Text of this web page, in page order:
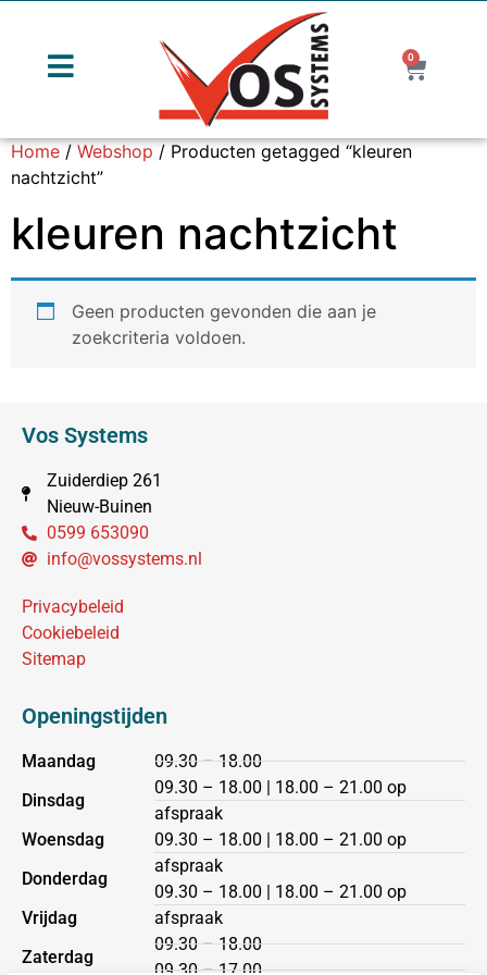
0
Home/Webshop/ Producten getagged “kleuren
nachtzicht”
kleuren nachtzicht
Geen producten gevonden die aan je
zoekcriteria voldoen.
Vos Systems
Zuiderdiep 261
Nieuw-Buinen
0599 653090
info@vossystems.nl
Privacybeleid
Cookiebeleid
Sitemap
Openingstijden
Maandag
Dinsdag
Woensdag
Donderdag
Vrijdag
Zaterdag
09.30 – 18.00
09.30 – 18.00 | 18.00 – 21.00 op
afspraak
09.30 – 18.00 | 18.00 – 21.00 op
afspraak
09.30 – 18.00 | 18.00 – 21.00 op
afspraak
09.30 – 18.00
09.30 – 17.00